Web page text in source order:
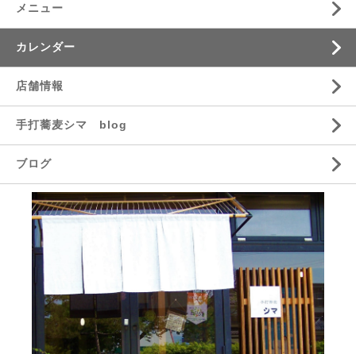
メニュー
カレンダー
店舗情報
手打蕎麦シマ blog
ブログ